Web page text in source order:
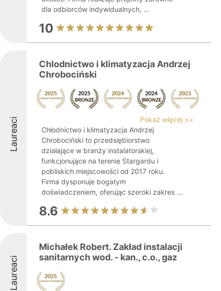
dla odbiorców indywidualnych, ...
10
Laureaci
Chlodnictwo i klimatyzacja Andrzej
Chrobociński
Pokaż więcej >>
Chłodnictwo i klimatyzacja Andrzej
Chrobociński to przedsiębiorstwo
działające w branży instalatorskiej,
funkcjonujące na terenie Stargardu i
pobliskich miejscowości od 2017 roku.
Firma dysponuje bogatym
doświadczeniem, oferując szeroki zakres ...
8.6
Laureaci
Michałek Robert. Zakład instalacji
sanitarnych wod. - kan., c.o., gaz